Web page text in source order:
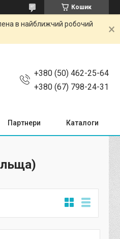
Кошик
в найближчий робочий
+380 (50) 462-25-64
+380 (67) 798-24-31
Партнери Каталоги